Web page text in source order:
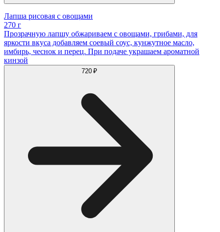
Лапша рисовая с овощами
270 г
Прозрачную лапшу обжариваем с овощами, грибами, для
яркости вкуса добавляем соевый соус, кунжутное масло,
имбирь, чеснок и перец. При подаче украшаем ароматной
кинзой
720 ₽